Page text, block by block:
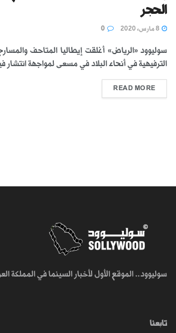
الحجر
سوليوود «الرياض» أغلقت إيطاليا المتاحف
الترفيهية في أنحاء البلاد في مسعى لمواجهة
READ MORE
سوليوود.. الموقع الأول لأخبار السينما في المملكة
تابعنا